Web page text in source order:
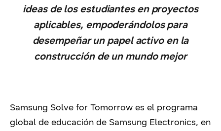
ideas de los estudiantes en proyectos
aplicables, empoderándolos para
desempeñar un papel activo en la
construcción de un mundo mejor
Samsung Solve for Tomorrow es el programa
global de educación de Samsung Electronics, en